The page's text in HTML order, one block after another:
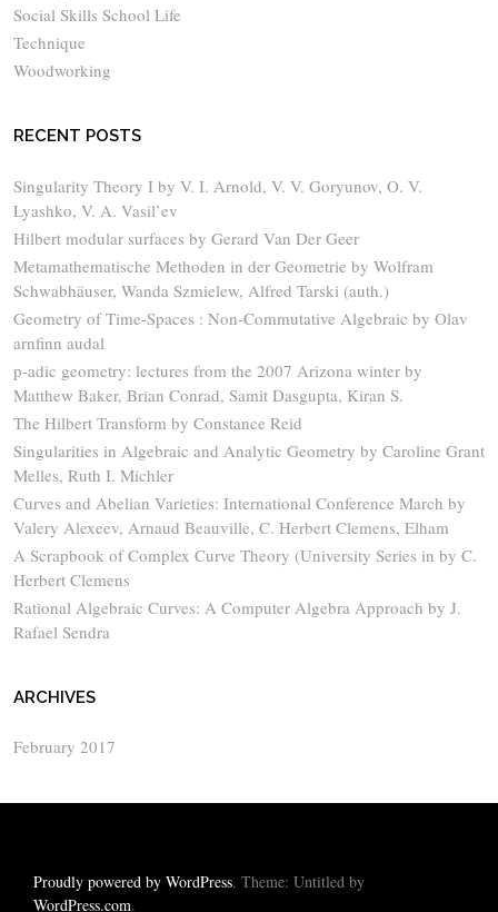
Social Skills School Life
Technique
Woodworking
RECENT POSTS
Singularity Theory I by V. I. Arnold, V. V. Goryunov, O. V.
Lyashko, V. A. Vasil’ev
Hilbert modular surfaces by Gerard Van Der Geer
Metamathematische Methoden in der Geometrie by Wolfram
Schwabhäuser, Wanda Szmielew, Alfred Tarski (auth.)
Geometry of Time-Spaces : Non-Commutative Algebraic by Olav
arnfinn audal
p-adic geometry: lectures from the 2007 Arizona winter by
Matthew Baker, Brian Conrad, Samit Dasgupta, Kiran S.
The Hilbert Transform by Constance Reid
Singularities in Algebraic and Analytic Geometry by Caroline Grant
Melles, Ruth I. Michler
Curves and Abelian Varieties: International Conference March by
Valery Alexeev, Arnaud Beauville, C. Herbert Clemens, Elham
A Scrapbook of Complex Curve Theory (University Series in by C.
Herbert Clemens
Rational Algebraic Curves: A Computer Algebra Approach by J.
Rafael Sendra
ARCHIVES
February 2017
Proudly powered by WordPress. Theme: Untitled by
WordPress.com.